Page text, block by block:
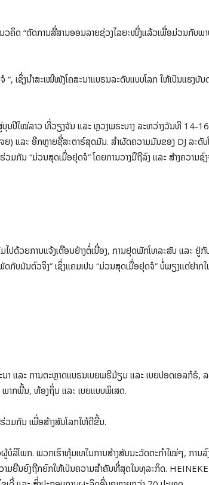
ວຄິດ “ຕັດການສື່ສານອອນລາຍຊ່ວງໄລຍະໜຶ່ງແລ້ວເພື່ອມ່ວນກັບພາ
“, ເຊິ່ງນຳສະເໜີໜັງໂຄສະນາແບຣນລະດັບແບບໂລກ ໃຫ້ເປັນແຮງ
ນປີໃໝ່ລາວ ທີ່ວຽງຈັນ ແລະ ຫຼວງພຣະບາງ ລະຫວ່າງວັນທີ 14-
ຍ) ແລະ ອີກຫຼາຍຊື່ສະຕາຣ໌ສຸດມັນ. ສຳຜັດຄວາມມັນຂອງ DJ ລະ
ມກັນ “ມ່ວນສຸດເມື່ອຢຸດຈໍ” ໂດຍການວາງມືຖືລົງ ແລະ ສ້າງຄວາ
ວຍການແຈ້ງເຕືອນຢ່າງຕໍ່ເນື່ອງ, ການຢຸດພັກໂທລະສັບ ແລະ ຢູ່ກັ
ບມັນຕົວຈິງ” ເຊິ່ງແຄມເປນ “ມ່ວນສຸດເມື່ອຢຸດຈໍ” ບໍ່ພຽງແຕ່ຢາ
ລະ ການຕະຫຼາດແບຣນເບຍພຣີມ້ຽມ ແລະ ເບຍປອດເອລກໍຮໍ, ລວ
ກພື້ນ, ທ້ອງຖິ່ນ ແລະ ເບຍແບບພິເສດ.
ມກັນ ເພື່ອສ້າງສັນໂລກໃຫ້ດີຂື້ນ.
ໂພກ. ພວກເຮົາທຸ້ມເທໃນການສ້າງສັນນະວັດຕະກຳໃໝ່ໆ, ການ
ມຍືນຍົງຖືກຍົກໃຫ້ເປັນຄວາມສຳຄັນທີ່ສຸດໃນທຸລະກິດ.